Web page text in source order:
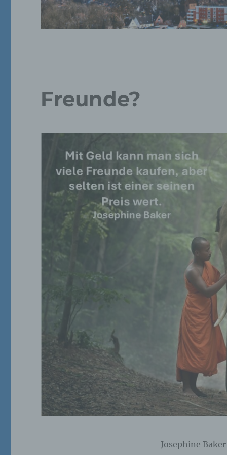
Freunde?
Josephine